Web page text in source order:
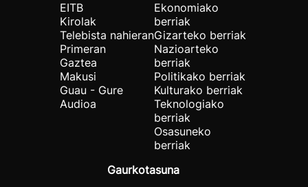
EITB
Kirolak
Telebista nahieran
Primeran
Gaztea
Makusi
Guau - Gure
Audioa
Ekonomiako
berriak
Gizarteko berriak
Nazioarteko
berriak
Politikako berriak
Kulturako berriak
Teknologiako
berriak
Osasuneko
berriak
Gaurkotasuna